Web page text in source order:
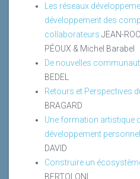
Les réseaux
développement des
collaborateurs JEAN-
PÉOUX & Michel Barabel
De nouvelles
BEDEL
Retours et Perspectives
BRAGARD
Une formation artistique
développement
DAVID
Construire un
BERTOLONI